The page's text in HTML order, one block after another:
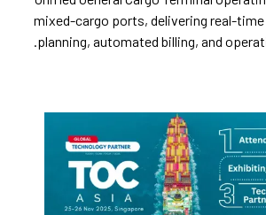
mixed-cargo ports, delivering real-
planning, automated billing, and